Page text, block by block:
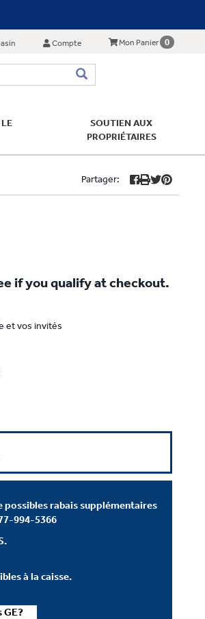
Compte Mon Panier 0
SOUTIEN AUX
PROPRIÉTAIRES
Partager:
if you qualify at checkout.
et vos invités
rabais supplémentaires
994-5366
à la caisse.
GE?